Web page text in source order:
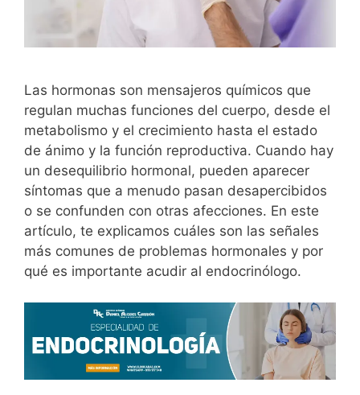
Las hormonas son mensajeros químicos que
regulan muchas funciones del cuerpo, desde el
metabolismo y el crecimiento hasta el estado
de ánimo y la función reproductiva. Cuando hay
un desequilibrio hormonal, pueden aparecer
síntomas que a menudo pasan desapercibidos
o se confunden con otras afecciones. En este
artículo, te explicamos cuáles son las señales
más comunes de problemas hormonales y por
qué es importante acudir al endocrinólogo.